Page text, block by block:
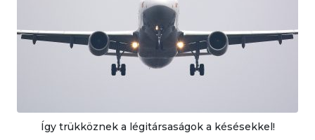
Így trükköznek a légitársaságok a késésekkel!